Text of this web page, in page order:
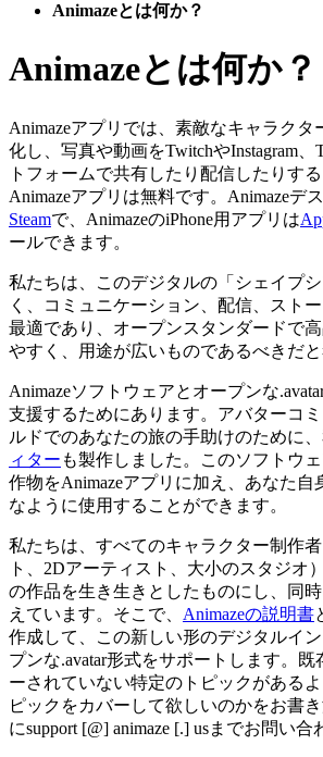
Animazeとは何か？
Animazeとは何か？
Animazeアプリでは、素敵なキャラクタ
化し、写真や動画をTwitchやInstagram、
トフォームで共有したり配信したりす
Animazeアプリは無料です。Animazeデ
Steamで、AnimazeのiPhone用アプリは
ールできます。
私たちは、このデジタルの「シェイプ
く、コミュニケーション、配信、スト
最適であり、オープンスタンダードで
やすく、用途が広いものであるべきだ
Animazeソフトウェアとオープンな
支援するためにあります。アバターコ
ルドでのあなたの旅の手助けのために
ィター も製作しました。このソフトウ
作物をAnimazeアプリに加え、あなた自
なように使用することができます。
私たちは、すべてのキャラクター制作
ト、2Dアーティスト、大小のスタジオ
の作品を生き生きとしたものにし、同
えています。そこで、 Animazeの説明書
作成して、この新しい形のデジタルイ
プンな.avatar形式をサポートします。
ーされていない特定のトピックがある
ピックをカバーして欲しいのかをお書
にsupport [@] animaze [.] usまでお問い合